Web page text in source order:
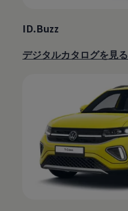
ID.Buzz
デジタルカタログを見る